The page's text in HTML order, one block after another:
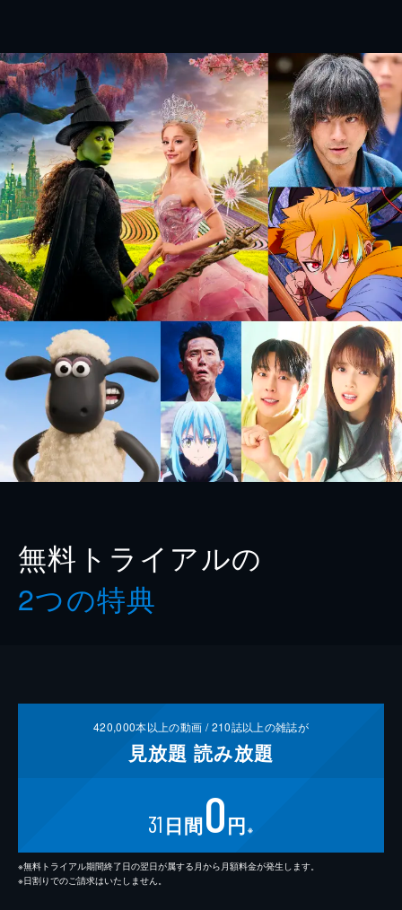
無料トライアルの
2つの特典
420,000本以上の動画 /210誌以上の雑誌が
見放題 読み放題
31 日間0円 ※
※無料トライアル期間終了日の翌日が属する月から月額料金が発生します。
※日割りでのご請求はいたしません。